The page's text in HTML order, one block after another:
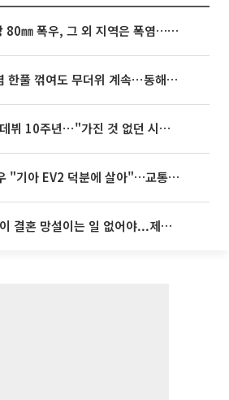
동해안은 시간당 80㎜ 폭우, 그 외 지역은 폭염…‘극과 극 날씨’
[내일 날씨] 폭염 한풀 꺾여도 무더위 계속⋯동해안 이틀 연속 비
임영웅, 어느덧 데뷔 10주년⋯"가진 것 없던 시절, 내 앞엔 20명의 팬뿐"
'굿 윌 헌팅' 배우 "기아 EV2 덕분에 살아"…교통사고 후 안전성 극찬
李대통령 “청년이 결혼 망설이는 일 없어야...제도상 불이익 조사”